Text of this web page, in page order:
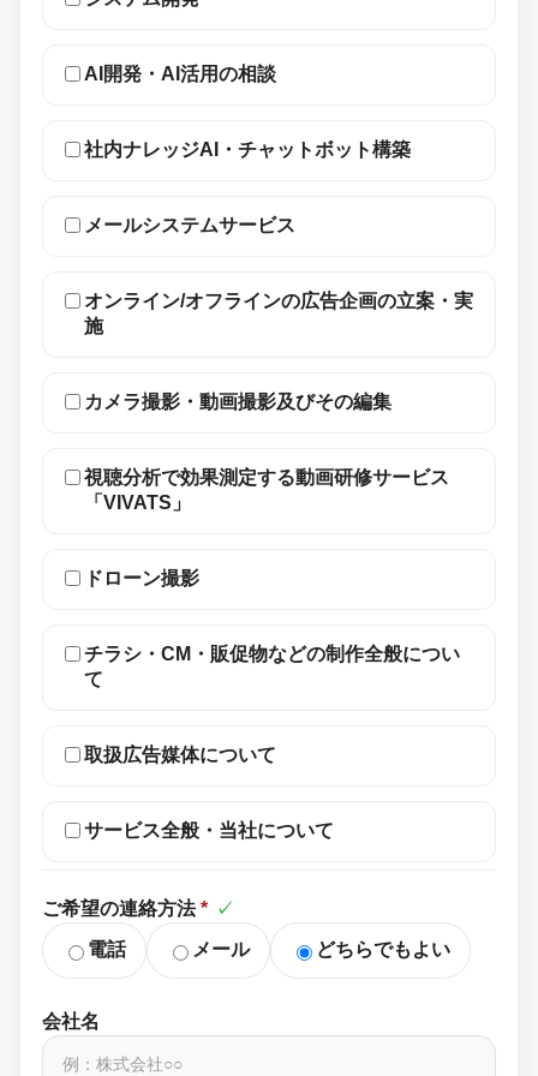
AI開発・AI活用の相談
社内ナレッジAI・チャットボット構築
メールシステムサービス
オンライン/オフラインの広告企画の立案・実
施
カメラ撮影・動画撮影及びその編集
視聴分析で効果測定する動画研修サービス
「VIVATS」
ドローン撮影
チラシ・CM・販促物などの制作全般につい
て
取扱広告媒体について
サービス全般・当社について
ご希望の連絡方法 * ✓
電話 メール どちらでもよい
会社名